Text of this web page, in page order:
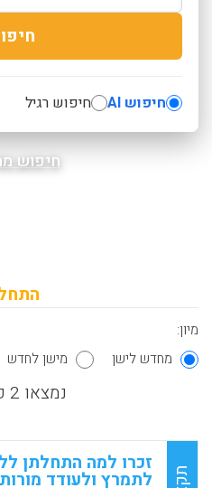
חיפוש AI חיפוש רגיל
חיפוש
מיון:
מחדש לישן
מישן לחדש
נמצאו 2 פריטים
זכרו למה התחלתן
לתמרץ ולעודד